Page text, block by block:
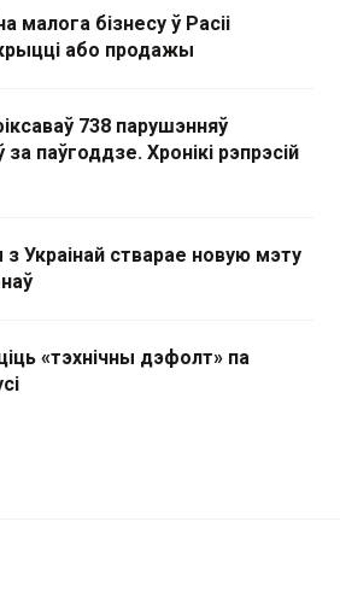
малога бізнесу ў Расіі
або продажы
738 парушэнняў
паўгоддзе. Хронікі рэпрэсій
Украінай стварае новую мэту
«тэхнічны дэфолт» па